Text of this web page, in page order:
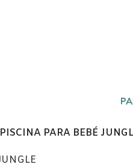
PISCINA PARA BEBÉ